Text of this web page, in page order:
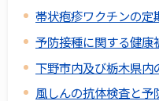
帯状疱疹ワクチンの定
予防接種に関する健康
下野市内及び栃木県
風しんの抗体検査と